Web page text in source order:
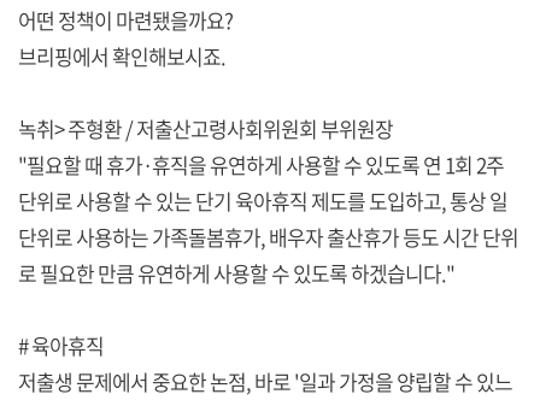
어떤 정책이 마련됐을까요?
브리핑에서 확인해보시죠.
녹취> 주형환 / 저출산고령사회위원회 부위원장
"필요할 때 휴가·휴직을 유연하게 사용할 수 있도록 연 1회 2주
단위로 사용할 수 있는 단기 육아휴직 제도를 도입하고, 통상 일
단위로 사용하는 가족돌봄휴가, 배우자 출산휴가 등도 시간 단위
로 필요한 만큼 유연하게 사용할 수 있도록 하겠습니다."
# 육아휴직
저출생 문제에서 중요한 논점, 바로 '일과 가정을 양립할 수 있느